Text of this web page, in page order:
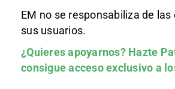
EM no se responsabiliza de las
sus usuarios.
¿Quieres apoyarnos? Hazte
consigue acceso exclusivo a